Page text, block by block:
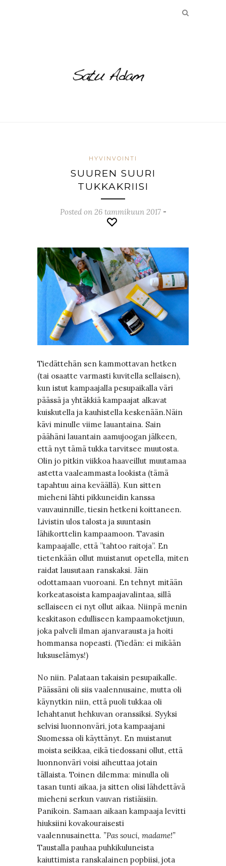
HYVINVOINTI
SUUREN SUURI
TUKKAKRIISI
Posted on 26 tammikuun 2017-
Tiedättehän sen kammottavan hetken
(tai osaatte varmasti kuvitella sellaisen),
kun istut kampaajalla pesupaikalla väri
päässä ja yhtäkkiä kampaajat alkavat
kuiskutella ja kauhistella keskenään.Näin
kävi minulle viime lauantaina. Sain
päähäni lauantain aamujoogan jälkeen,
että nyt tämä tukka tarvitsee muutosta.
Olin jo pitkin viikkoa haaveillut muutamaa
astetta vaaleammasta lookista (tämä
tapahtuu aina keväällä). Kun sitten
mieheni lähti pikkuneidin kanssa
vauvauinnille, tiesin hetkeni koittaneen.
Livistin ulos talosta ja suuntasin
lähikorttelin kampaamoon. Tavasin
kampaajalle, että ”tahtoo raitoja”. En
tietenkään ollut muistanut opetella, miten
raidat lausutaan ranskaksi. Jäin
odottamaan vuoroani. En tehnyt mitään
korkeatasoista kampaajavalintaa, sillä
sellaiseen ei nyt ollut aikaa. Niinpä menin
keskitason edulliseen kampaamoketjuun,
joka palveli ilman ajanvarausta ja hoiti
hommansa nopeasti. (Tiedän: ei mikään
luksuselämys!)
No niin. Palataan takaisin pesupaikalle.
Päässäni oli siis vaalennusaine, mutta oli
käynytkin niin, että puoli tukkaa oli
lehahtanut hehkuvan oranssiksi. Syyksi
selvisi luonnonväri, jota kampaajani
Suomessa oli käyttänyt. En muistanut
moista seikkaa, eikä tiedossani ollut, että
luonnonväri voisi aiheuttaa jotain
tällaista. Toinen dilemma: minulla oli
tasan tunti aikaa, ja sitten olisi lähdettävä
mieheni serkun vauvan ristiäisiin.
Panikoin. Samaan aikaan kampaaja levitti
hiuksiini kovakouraisesti
vaalennusainetta. ”Pas souci, madame!”
Taustalla pauhaa puhkikuluneista
kaiuttimista ranskalainen popbiisi, jota